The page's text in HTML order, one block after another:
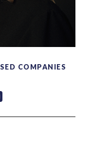
COMPANIES